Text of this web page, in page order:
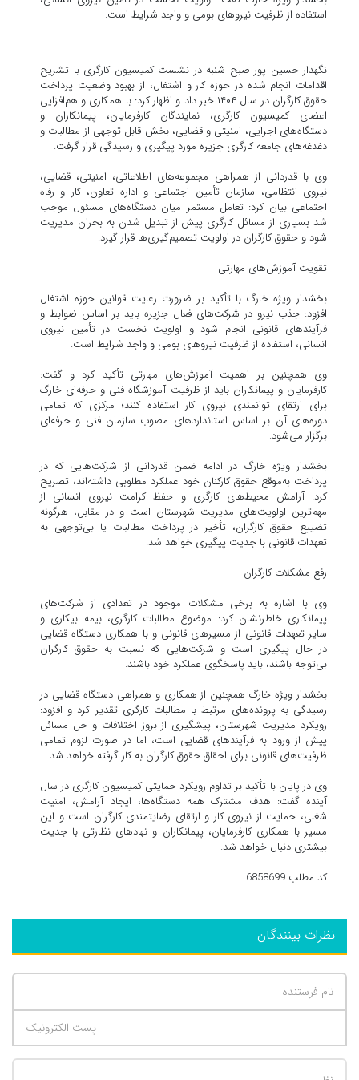
استفاده از ظرفیت نیروهای بومی و واجد شرایط است.
نگهدار حسین پور صبح شنبه در نشست کمیسیون کارگری با تشریح
اقدامات انجام شده در حوزه کار و اشتغال، از بهبود وضعیت پرداخت
حقوق کارگران در سال ۱۴۰۴ خبر داد و اظهار کرد: با همکاری و هم‌افزایی
اعضای کمیسیون کارگری، نمایندگان کارفرمایان، پیمانکاران و
دستگاه‌های اجرایی، امنیتی و قضایی، بخش قابل توجهی از مطالبات و
دغدغه‌های جامعه کارگری جزیره مورد پیگیری و رسیدگی قرار گرفت.
وی با قدردانی از همراهی مجموعه‌های اطلاعاتی، امنیتی، قضایی،
نیروی انتظامی، سازمان تأمین اجتماعی و اداره تعاون، کار و رفاه
اجتماعی بیان کرد: تعامل مستمر میان دستگاه‌های مسئول موجب
شد بسیاری از مسائل کارگری پیش از تبدیل شدن به بحران مدیریت
شود و حقوق کارگران در اولویت تصمیم‌گیری‌ها قرار گیرد.
تقویت آموزش‌های مهارتی
بخشدار ویژه خارگ با تأکید بر ضرورت رعایت قوانین حوزه اشتغال
افزود: جذب نیرو در شرکت‌های فعال جزیره باید بر اساس ضوابط و
فرآیندهای قانونی انجام شود و اولویت نخست در تأمین نیروی
انسانی، استفاده از ظرفیت نیروهای بومی و واجد شرایط است.
وی همچنین بر اهمیت آموزش‌های مهارتی تأکید کرد و گفت:
کارفرمایان و پیمانکاران باید از ظرفیت آموزشگاه فنی و حرفه‌ای خارگ
برای ارتقای توانمندی نیروی کار استفاده کنند؛ مرکزی که تمامی
دوره‌های آن بر اساس استانداردهای مصوب سازمان فنی و حرفه‌ای
برگزار می‌شود.
بخشدار ویژه خارگ در ادامه ضمن قدردانی از شرکت‌هایی که در
پرداخت به‌موقع حقوق کارکنان خود عملکرد مطلوبی داشته‌اند، تصریح
کرد: آرامش محیط‌های کارگری و حفظ کرامت نیروی انسانی از
مهم‌ترین اولویت‌های مدیریت شهرستان است و در مقابل، هرگونه
تضییع حقوق کارگران، تأخیر در پرداخت مطالبات یا بی‌توجهی به
تعهدات قانونی با جدیت پیگیری خواهد شد.
رفع مشکلات کارگران
وی با اشاره به برخی مشکلات موجود در تعدادی از شرکت‌های
پیمانکاری خاطرنشان کرد: موضوع مطالبات کارگری، بیمه بیکاری و
سایر تعهدات قانونی از مسیرهای قانونی و با همکاری دستگاه قضایی
در حال پیگیری است و شرکت‌هایی که نسبت به حقوق کارگران
بی‌توجه باشند، باید پاسخگوی عملکرد خود باشند.
بخشدار ویژه خارگ همچنین از همکاری و همراهی دستگاه قضایی در
رسیدگی به پرونده‌های مرتبط با مطالبات کارگری تقدیر کرد و افزود:
رویکرد مدیریت شهرستان، پیشگیری از بروز اختلافات و حل مسائل
پیش از ورود به فرآیندهای قضایی است، اما در صورت لزوم تمامی
ظرفیت‌های قانونی برای احقاق حقوق کارگران به کار گرفته خواهد شد.
وی در پایان با تأکید بر تداوم رویکرد حمایتی کمیسیون کارگری در سال
آینده گفت: هدف مشترک همه دستگاه‌ها، ایجاد آرامش، امنیت
شغلی، حمایت از نیروی کار و ارتقای رضایتمندی کارگران است و این
مسیر با همکاری کارفرمایان، پیمانکاران و نهادهای نظارتی با جدیت
بیشتری دنبال خواهد شد.
کد مطلب 6858699
نظرات بینندگان